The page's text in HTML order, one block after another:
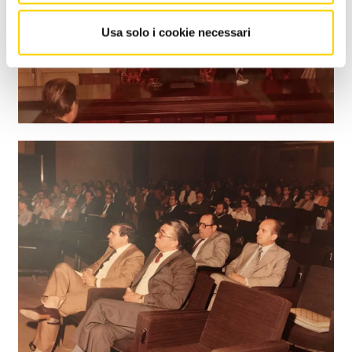
Usa solo i cookie necessari